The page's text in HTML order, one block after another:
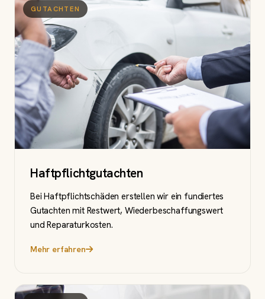
GUTACHTEN
Haftpflichtgutachten
Bei Haftpflichtschäden erstellen wir ein fundiertes
Gutachten mit Restwert, Wiederbeschaffungswert
und Reparaturkosten.
Mehr erfahren